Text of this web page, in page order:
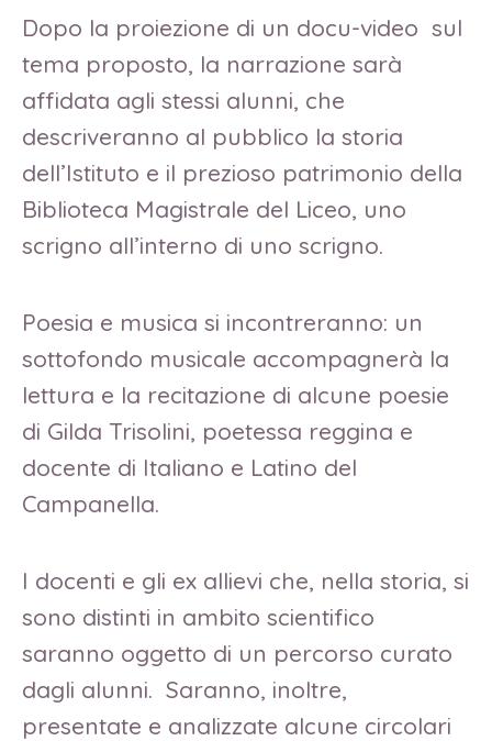
Dopo la proiezione di un docu-video sul
tema proposto, la narrazione sarà
affidata agli stessi alunni, che
descriveranno al pubblico la storia
dell’Istituto e il prezioso patrimonio della
Biblioteca Magistrale del Liceo, uno
scrigno all’interno di uno scrigno.
Poesia e musica si incontreranno: un
sottofondo musicale accompagnerà la
lettura e la recitazione di alcune poesie
di Gilda Trisolini, poetessa reggina e
docente di Italiano e Latino del
Campanella.
I docenti e gli ex allievi che, nella storia, si
sono distinti in ambito scientifico
saranno oggetto di un percorso curato
dagli alunni. Saranno, inoltre,
presentate e analizzate alcune circolari